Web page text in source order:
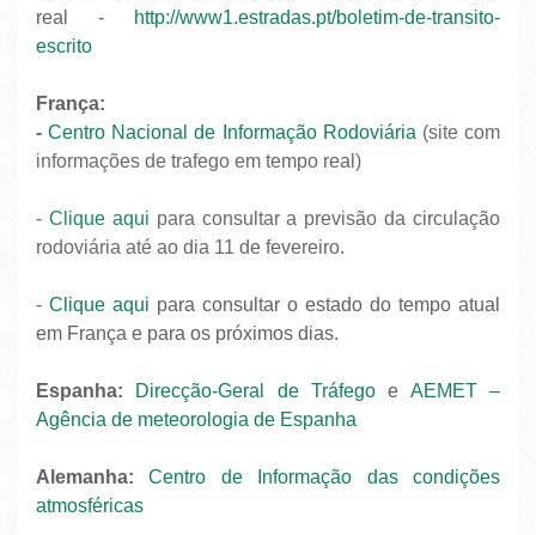
real -
http://www1.estradas.pt/boletim-de-transito-
escrito
França:
-Centro Nacional de Informação Rodoviária (site com
informações de trafego em tempo real)
- Clique aqui para consultar a previsão da circulação
rodoviária até ao dia 11 de fevereiro.
- Clique aqui para consultar o estado do tempo atual
em França e para os próximos dias.
Espanha: Direcção-Geral de Tráfego e AEMET –
Agência de meteorologia de Espanha
Alemanha:Centro de Informação das condições
atmosféricas